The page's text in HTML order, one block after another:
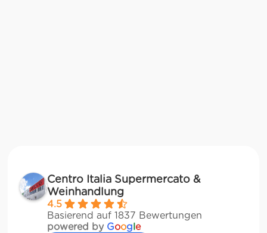
Centro Italia Supermercato &
Weinhandlung
4.5
Basierend auf 1837 Bewertungen
powered by Google